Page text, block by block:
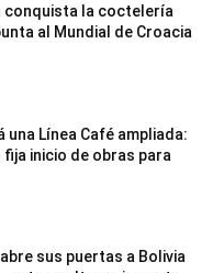
conquista la coctelería
al Mundial de Croacia
una Línea Café ampliada:
inicio de obras para
abre sus puertas a Bolivia